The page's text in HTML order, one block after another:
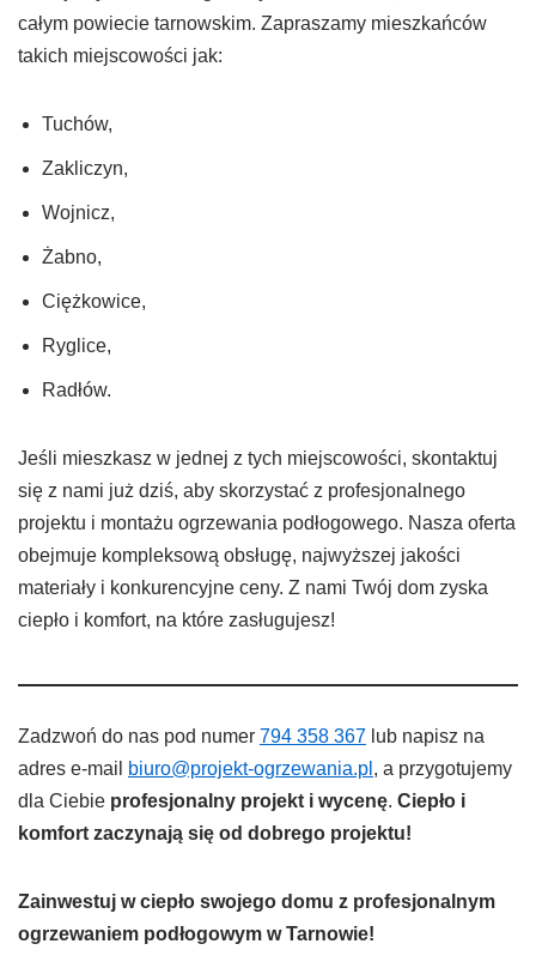
całym powiecie tarnowskim. Zapraszamy mieszkańców
takich miejscowości jak:
Tuchów,
Zakliczyn,
Wojnicz,
Żabno,
Ciężkowice,
Ryglice,
Radłów.
Jeśli mieszkasz w jednej z tych miejscowości, skontaktuj
się z nami już dziś, aby skorzystać z profesjonalnego
projektu i montażu ogrzewania podłogowego. Nasza oferta
obejmuje kompleksową obsługę, najwyższej jakości
materiały i konkurencyjne ceny. Z nami Twój dom zyska
ciepło i komfort, na które zasługujesz!
Zadzwoń do nas pod numer 794 358 367 lub napisz na
adres e-mail
biuro@projekt-ogrzewania.pl , a przygotujemy
dla Ciebie profesjonalny projekt i wycenę. Ciepło i
komfort zaczynają się od dobrego projektu!
Zainwestuj w ciepło swojego domu z profesjonalnym
ogrzewaniem podłogowym w Tarnowie!